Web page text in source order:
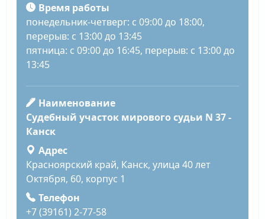
Время работы
понедельник-четверг: с 09:00 до 18:00,
перерыв: с 13:00 до 13:45
пятница: с 09:00 до 16:45, перерыв: с 13:00 до
13:45
Наименование
Судебный участок мирового судьи N 37 -
Канск
Адрес
Красноярский край, Канск, улица 40 лет
Октября, 60, корпус 1
Телефон
+7 (39161) 2-77-58